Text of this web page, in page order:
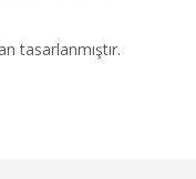
tasarlanmıştır.